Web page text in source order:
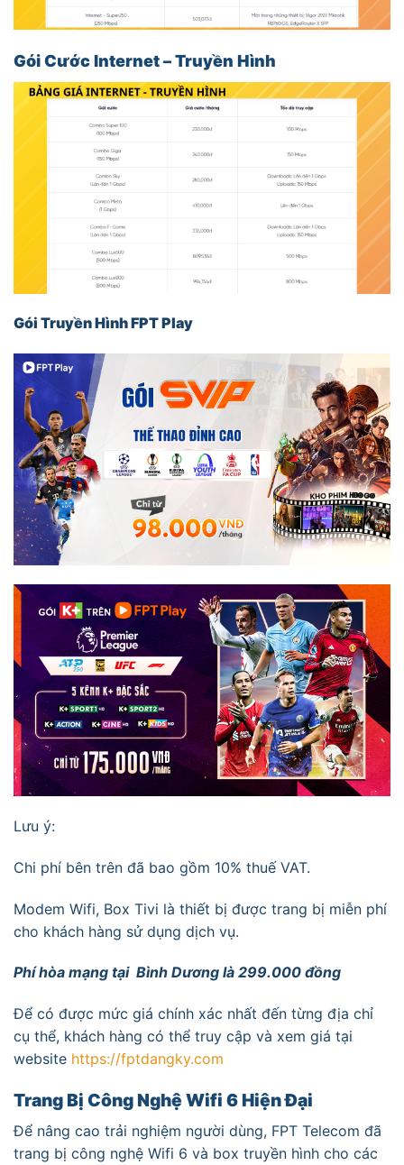
Gói CướcInternet –Truyền Hình
Gói Truyền Hình FPT Play
Lưu ý:
Chi phí bên trên đã bao gồm 10% thuế VAT.
Modem Wifi, Box Tivi là thiết bị được trang bị miễn phí
cho khách hàng sử dụng dịch vụ.
Phí hòa mạng tại Bình Dương là 299.000 đồng
Để có được mức giá chính xác nhất đến từng địa chỉ
cụ thể, khách hàng có thể truy cập và xem giá tại
website https://fptdangky.com
Trang Bị Công Nghệ Wifi 6 Hiện Đại
Để nâng cao trải nghiệm người dùng, FPT Telecom đã
trang bị công nghệ Wifi 6 và box truyền hình cho các